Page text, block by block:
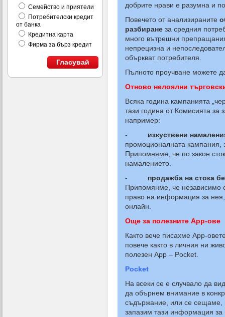
Семейство и приятели
Потребителски кредит
от банка
Кредитна карта
Фирма за бърз кредит
Гласувай
добрите нрави е разумна и
Повечето от анализираните
разбиране за средния
много вътрешни
непрецизна и
объркват потребителя.
Пълното проучване можете
Отново нелоялни
Всяка година кампанията
тази година от Комисията
например:
- изкуствени
промоционалната кампания,
Припомняме, че по закон
намалението.
- продажба на стока
Припомянме, че независимо
право на информация за нея,
онлайн.
Още за полезните App-ове
Както вече писахме App-
повече както в личния ни
полезен App – Pocket.
Pocket
На всеки се е случвало да
да обърнем внимание в
съдържание, или се сещаме,
запазим тази информация